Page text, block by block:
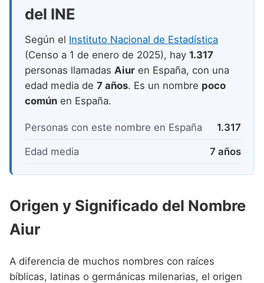
Nombres de niño que empiezan por V
Nombres de niño que empiezan por W
Nombres de niño que empiezan por X
Nombres de niño que empiezan por Y
Nombres de niño que empiezan por Z
del INE
Según el Instituto Nacional de Estadística
(Censo a 1 de enero de 2025), hay 1.317
personas llamadas Aiur en España, con una
edad media de 7 años. Es un nombre poco
común en España.
Personas con este nombre en España 1.317
Edad media 7 años
Origen y Significado del Nombre
Aiur
A diferencia de muchos nombres con raíces
bíblicas, latinas o germánicas milenarias, el origen